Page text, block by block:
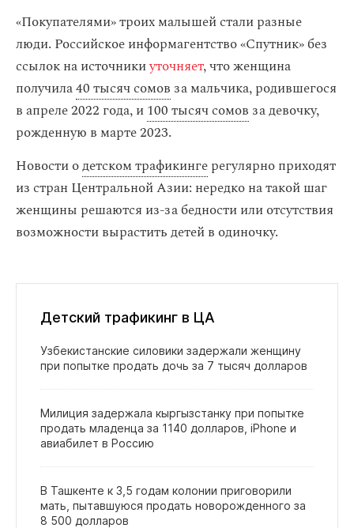
«Покупателями» троих малышей стали разные
люди. Российское информагентство «Спутник» без
ссылок на источникиуточняет, что женщина
получила40 тысяч сомов за мальчика, родившегося
в апреле 2022 года, и100 тысяч сомов за девочку,
рожденную в марте 2023.
Новости одетском трафикингерегулярно приходят
из стран Центральной Азии: нередко на такой шаг
женщины решаются из-за бедности или отсутствия
возможности вырастить детей в одиночку.
Детский трафикинг в ЦА
Узбекистанские силовики задержали женщину
при попытке продать дочь за 7 тысяч долларов
Милиция задержала кыргызстанку при попытке
продать младенца за 1140 долларов, iPhone и
авиабилет в Россию
В Ташкенте к 3,5 годам колонии приговорили
мать, пытавшуюся продать новорожденного за
8 500 долларов